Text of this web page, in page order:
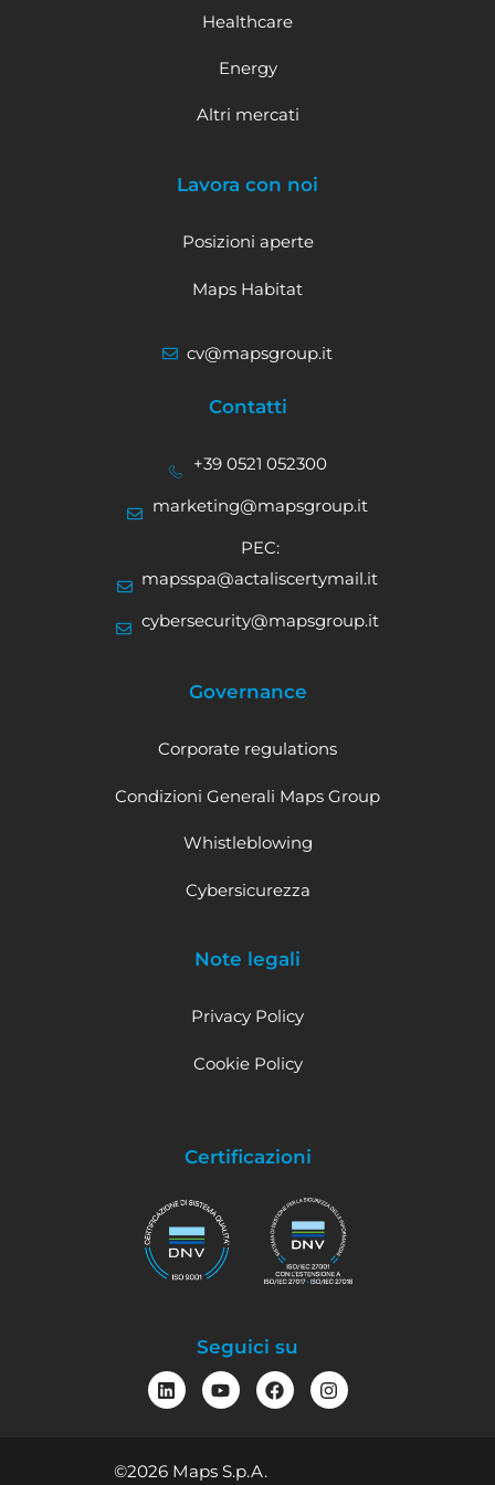
Healthcare
Energy
Altri mercati
Lavora con noi
Posizioni aperte
Maps Habitat
cv@mapsgroup.it
Contatti
+39 0521 052300
marketing@mapsgroup.it
PEC:
mapsspa@actaliscertymail.it
cybersecurity@mapsgroup.it
Governance
Corporate regulations
Condizioni Generali Maps Group
Whistleblowing
Cybersicurezza
Note legali
Privacy Policy
Cookie Policy
Certificazioni
Seguici su
©2026 Maps S.p.A.